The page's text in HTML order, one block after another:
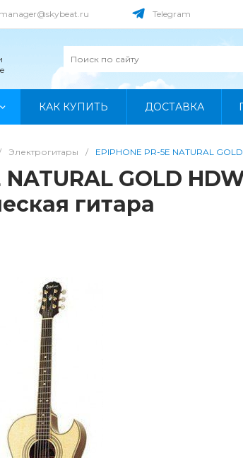
manager@skybeat.ru Telegram
КАК КУПИТЬ ДОСТАВКА
Электрогитары / EPIPHONE PR-5E NATURAL
NATURAL GOLD
гитара